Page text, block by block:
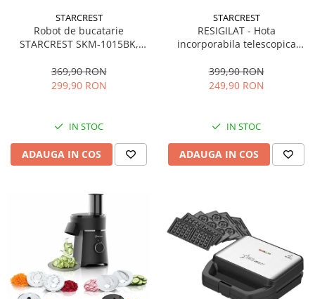
STARCREST
Robot de bucatarie
STARCREST SKM-1015BK,
Accesorii, 10 Viteze + Pulse,
Negru
369,90 RON
299,90 RON
IN STOC
ADAUGA IN COS
STARCREST
RESIGILAT - Hota
incorporabila telescopica
Putere de absorbtie 550 m3/h,
1 Motor, 2 Trepte putere, 60
399,90 RON
249,90 RON
IN STOC
ADAUGA IN COS